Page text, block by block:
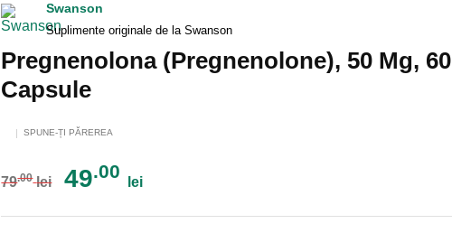
Swanson
Suplimente originale de la Swanson
Pregnenolona (Pregnenolone), 50 Mg, 60
Capsule
SPUNE-ȚI PĂREREA
79.00 lei 49.00
lei